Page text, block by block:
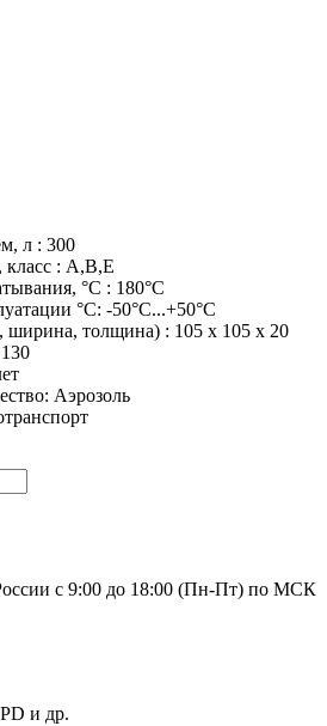
л : 300
: A,B,E
°C : 180°С
°C: -50°C...+50°C
ширина, толщина) : 105 х 105 х 20
Аэрозоль
c 9:00 до 18:00 (Пн-Пт) по МСК
и др.